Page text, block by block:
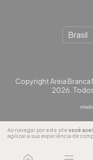
Ao navegar por este site você
agilizar a sua experiência de
Copyright Areia Branca
2026.